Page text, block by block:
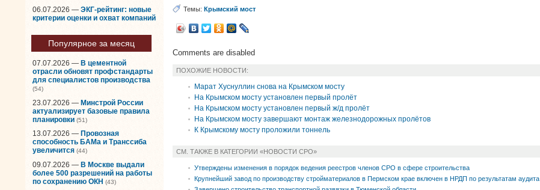
06.07.2026 — ЭКГ-рейтинг: новые
критерии оценки и охват компаний
Популярное за месяц
07.07.2026 — В цементной
отрасли обновят профстандарты
для специалистов производства
(54)
23.07.2026 — Минстрой России
актуализирует базовые правила
планировки (51)
13.07.2026 — Провозная
способность БАМа и Транссиба
увеличится (44)
09.07.2026 — В Москве выдали
более 500 разрешений на работы
по сохранению ОКН (43)
Темы: Крымский мост
Comments are disabled
ПОХОЖИЕ НОВОСТИ:
Марат Хуснуллин снова на Крымском мосту
На Крымском мосту установлен первый пролёт
На Крымском мосту установлен первый ж/д пролёт
На Крымском мосту завершают монтаж железнодорожных пролётов
К Крымскому мосту проложили тоннель
СМ. ТАКЖЕ В КАТЕГОРИИ «НОВОСТИ СРО»
Утверждены изменения в порядок ведения реестров членов СРО в сфере строительства
Крупнейший завод по производству стройматериалов в Пермском крае включен в НРДП по результатам аудита